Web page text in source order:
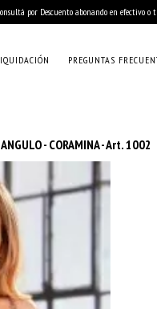
por Descuento abonando en efectivo o
PREGUNTAS
- CORAMINA - Art. 1002